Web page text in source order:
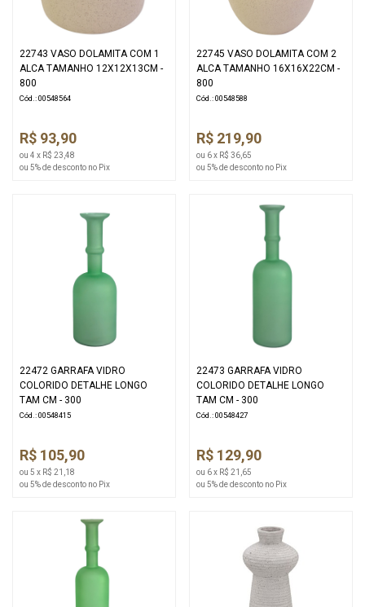
22743 VASO DOLAMITA COM 1
ALCA TAMANHO 12X12X13CM -
800
Cód.: 00548564
R$ 93,90
ou 4 x R$ 23,48
ou 5% de desconto no Pix
22745 VASO DOLAMITA COM 2
ALCA TAMANHO 16X16X22CM -
800
Cód.: 00548588
R$ 219,90
ou 6 x R$ 36,65
ou 5% de desconto no Pix
22472 GARRAFA VIDRO
COLORIDO DETALHE LONGO
TAM CM - 300
Cód.: 00548415
R$ 105,90
ou 5 x R$ 21,18
ou 5% de desconto no Pix
22473 GARRAFA VIDRO
COLORIDO DETALHE LONGO
TAM CM - 300
Cód.: 00548427
R$ 129,90
ou 6 x R$ 21,65
ou 5% de desconto no Pix